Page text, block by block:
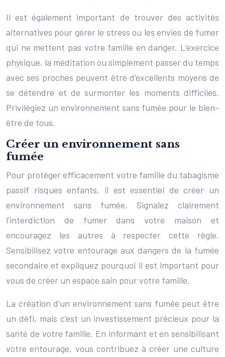
Il est également important de trouver des activités
alternatives pour gérer le stress ou les envies de fumer
qui ne mettent pas votre famille en danger. L’exercice
physique, la méditation ou simplement passer du temps
avec ses proches peuvent être d’excellents moyens de
se détendre et de surmonter les moments difficiles.
Privilégiez un environnement sans fumée pour le bien-
être de tous.
Créer un environnement sans
fumée
Pour protéger efficacement votre famille du tabagisme
passif risques enfants, il est essentiel de créer un
environnement sans fumée. Signalez clairement
l’interdiction de fumer dans votre maison et
encouragez les autres à respecter cette règle.
Sensibilisez votre entourage aux dangers de la fumée
secondaire et expliquez pourquoi il est important pour
vous de créer un espace sain pour votre famille.
La création d’un environnement sans fumée peut être
un défi, mais c’est un investissement précieux pour la
santé de votre famille. En informant et en sensibilisant
votre entourage, vous contribuez à créer une culture